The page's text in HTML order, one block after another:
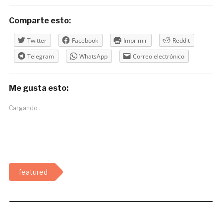
Comparte esto:
Twitter Facebook Imprimir
Reddit
Telegram
WhatsApp Correo electrónico
Me gusta esto:
Cargando...
featured